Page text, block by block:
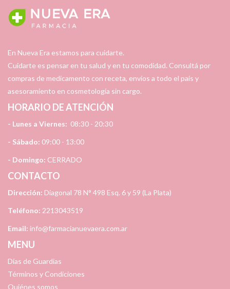
En Nueva Era estamos para cuidarte.
Cuidarte es pensar en tu salud y en tu comodidad. Consultá por
compras de medicamento con receta, envíos a todo el país y
asesoramiento en cosmetología sin cargo.
HORARIO DE ATENCIÓN
- Lunes a Viernes: 08:30 - 20:30
- Sábado: 09:00 - 13:00
- Domingo: CERRADO
CONTACTO
Dirección: Diagonal 78 N° 498 Esq. 6 y 59 (La Plata)
Teléfono: 2213043519
Email: info@farmacianuevaera.com.ar
MENU
Días de Guardias
Términos y Condiciones
Quiénes somos